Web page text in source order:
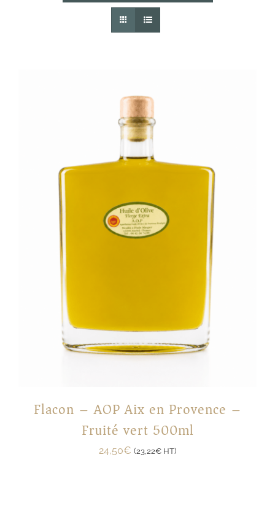
Flacon – AOP Aix en Provence –
Fruité vert 500ml
24,50€ (23,22€ HT)